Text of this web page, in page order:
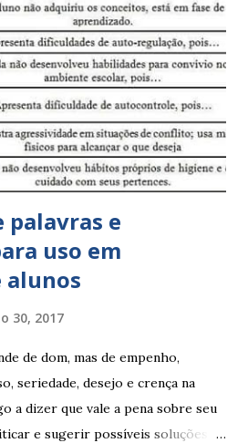
palavras e
uso em
alunos
30, 2017
de dom, mas de empenho,
seriedade, desejo e crença na
a dizer que vale a pena sobre seu
e sugerir possíveis soluções.